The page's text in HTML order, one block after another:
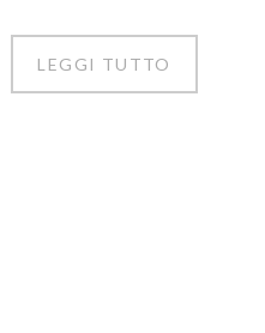
LEGGI TUTTO